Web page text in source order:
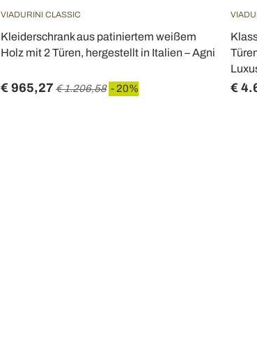
VIADURINI CLASSIC
Kleiderschrank aus patiniertem weißem
Holz mit 2 Türen, hergestellt in Italien – Agni
€ 965,27 € 1.206,58 - 20% €